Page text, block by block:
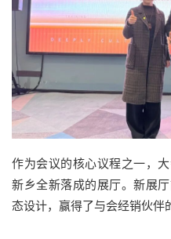
作为会议的核心议程之一，
新乡全新落成的展厅。新展
态设计，赢得了与会经销伙伴